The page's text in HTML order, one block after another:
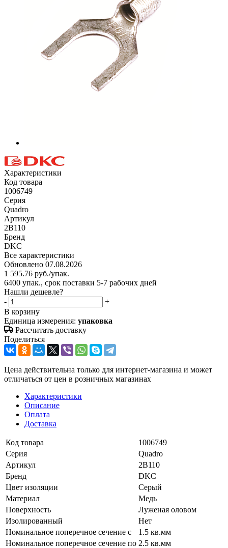
Характеристики
Код товара
1006749
Серия
Quadro
Артикул
2B110
Бренд
DKC
Все характеристики
Обновлено 07.08.2026
1 595.76 руб./упак.
6400 упак., срок поставки 5-7 рабочих дней
Нашли дешевле?
-
+
В корзину
Единица измерения: упаковка
Рассчитать доставку
Поделиться
Цена действительна только для интернет-магазина и может
отличаться от цен в розничных магазинах
Характеристики
Описание
Оплата
Доставка
Код товара
1006749
Серия
Quadro
Артикул
2B110
Бренд
DKC
Цвет изоляции
Серый
Материал
Медь
Поверхность
Луженая оловом
Изолированный
Нет
Номинальное поперечное сечение с
1.5 кв.мм
Номинальное поперечное сечение по 2.5 кв.мм